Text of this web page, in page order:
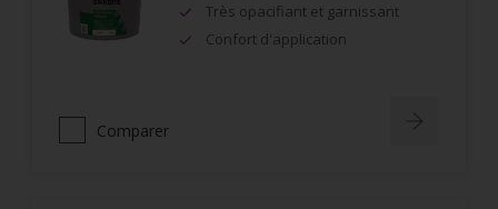
Très opacifiant et garnissant
Confort d'application
Comparer